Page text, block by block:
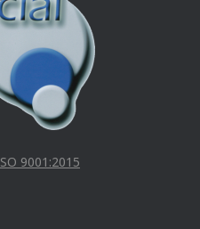
9001:2015